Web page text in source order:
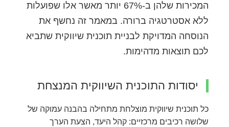
המכירות שלהן ב-67% יותר מאשר אלו שפועלות
ללא אסטרטגיה ברורה. במאמר זה נחשף את
הנוסחה המדויקת לבניית תוכנית שיווקית שתביא
לכם תוצאות מדהימות.
יסודות התוכנית השיווקית המנצחת
כל תוכנית שיווקית מוצלחת מתחילה בהבנה עמוקה של
שלושה רכיבים מרכזיים: קהל היעד, הצעת הערך